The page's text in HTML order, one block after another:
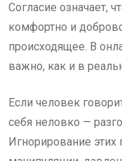
Согласие означает,
комфортно и
происходящее. В
важно, как и в
Если человек
себя неловко —
Игнорирование